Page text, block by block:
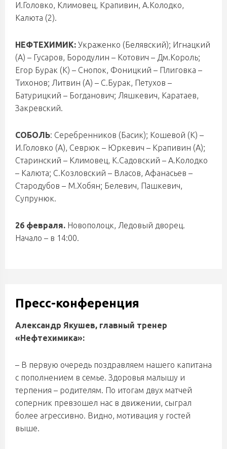
И.Головко, Климовец, Крапивин, А.Колодко,
Калюта (2).
НЕФТЕХИМИК: Украженко (Белявский); Игнацкий
(А) – Гусаров, Бородулин – Котович – Дм.Король;
Егор Бурак (К) – Снопок, Фоницкий – Плиговка –
Тихонов; Литвин (А) – С.Бурак, Петухов –
Батурицкий – Богданович; Ляшкевич, Каратаев,
Закревский.
СОБОЛЬ: Серебренников (Басик); Кошевой (К) –
И.Головко (А), Севрюк – Юркевич – Крапивин (А);
Старинский – Климовец, К.Садовский – А.Колодко
– Калюта; С.Козловский – Власов, Афанасьев –
Стародубов – М.Хобян; Белевич, Пашкевич,
Супрунюк.
26 февраля. Новополоцк, Ледовый дворец.
Начало – в 14:00.
Пресс-конференция
Александр Якушев, главный тренер
«Нефтехимика»:
– В первую очередь поздравляем нашего капитана
с пополнением в семье. Здоровья малышу и
терпения – родителям. По итогам двух матчей
соперник превзошел нас в движении, сыграл
более агрессивно. Видно, мотивация у гостей
выше.